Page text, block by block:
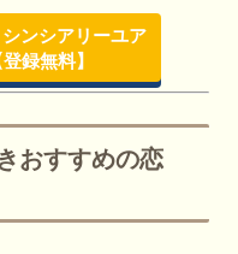
ンシアリーユア
録無料】
おすすめの恋